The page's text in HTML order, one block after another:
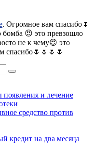
. Огромное вам спасибо🌷
бомба 😍 это превзошло
не к чему😍 это
спасибо🌷🌷🌷🌷
и лечение
средство против
кредит на два месяца